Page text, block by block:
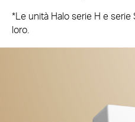
*Le unità Halo serie H e
loro.